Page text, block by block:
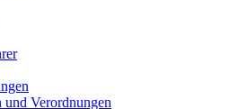
und Verordnungen